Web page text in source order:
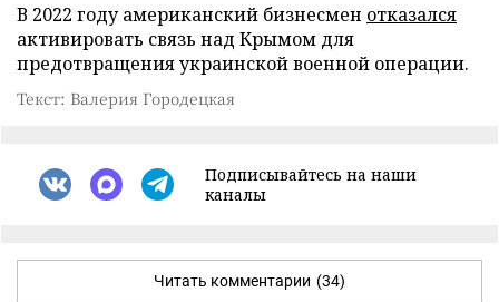
В 2022 году американский бизнесмен отказался
активировать связь над Крымом для
предотвращения украинской военной операции.
Текст: Валерия Городецкая
Подписывайтесь на наши
каналы
Читать комментарии (34)